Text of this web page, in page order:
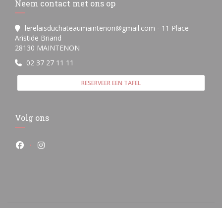
Neem contact met ons op
lerelaisduchateaumaintenon@gmail.com - 11 Place
Aristide Briand
28130 MAINTENON
02 37 27 11 11
RESERVEER EEN TAFEL
Volg ons
Facebook ((opent in een nieuw venster))
Instagram ((opent in een nieuw venster))